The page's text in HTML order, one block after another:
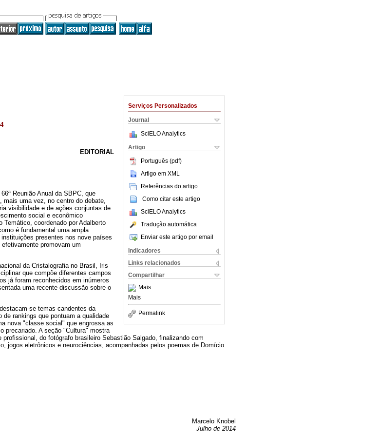
Serviços Personalizados
Journal
SciELO Analytics
Artigo
Português (pdf)
Artigo em XML
Referências do artigo
Como citar este artigo
SciELO Analytics
Tradução automática
Enviar este artigo por email
Indicadores
Links relacionados
Compartilhar
Mais
Mais
Permalink
EDITORIAL
Reunião Anual da SBPC, que
mais uma vez, no centro do debate,
visibilidade e de ações conjuntas de
social e econômico
coordenado por Adalberto
é fundamental uma ampla
presentes nos nove países
promovam um
da Cristalografia no Brasil, Iris
que compõe diferentes campos
já foram reconhecidos em inúmeros
uma recente discussão sobre o
se temas candentes da
rankings que pontuam a qualidade
nova "classe social" que engrossa as
precariado. A seção "Cultura" mostra
do fotógrafo brasileiro Sebastião Salgado, finalizando com
jogos eletrônicos e neurociências, acompanhadas pelos poemas de Domício
Marcelo Knobel
Julho de 2014